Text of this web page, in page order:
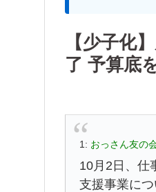
【少子化
了 予算底
1: おっさん友の
10月2日、仕
支援事業に